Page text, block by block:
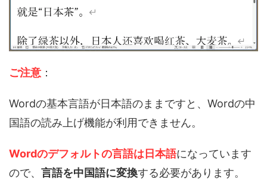
ご注意 ：
Wordの基本言語が日本語のままですと、Wordの中
国語の読み上げ機能が利用できません。
Wordのデフォルトの言語は日本語になっています
ので、 言語を中国語に変換する必要があります。